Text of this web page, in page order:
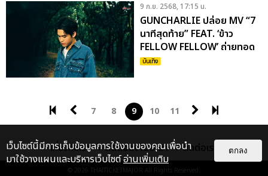
9 ก.ย. 2568, 17:15 น.
GUNCHARLIE ปล่อย MV “7
นาทีสุดท้าย” FEAT. ‘ข้าว
FELLOW FELLOW’ ถ่ายทอด
‘ทฤษฎี 7 นาที’
บันเทิง
7 8 9 10 11
เกี่ยวกับเรา ติดต่อลงโฆษณา ติดต่อเรา
© 2026 THAITICKETMAJOR All Rights Reserved.
เว็บไซต์นี้มีการเก็บข้อมูลการใช้งานของคุณเพื่อนำ
มาใช้วางแผนและบริหารเว็บไซต์อ่านเพิ่มเติม
ตกลง